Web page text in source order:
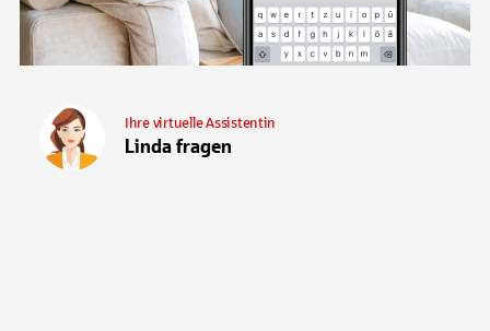
Linda fragen
Ihre virtuelle Assistentin